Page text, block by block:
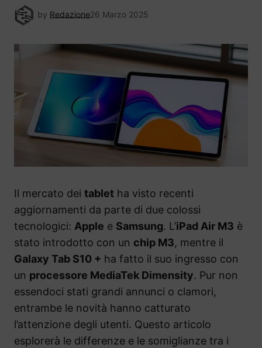
by Redazione26 Marzo 2025
Il mercato dei tablet ha visto recenti
aggiornamenti da parte di due colossi
tecnologici: Apple e Samsung. L’iPad Air M3 è
stato introdotto con un chip M3, mentre il
Galaxy Tab S10 + ha fatto il suo ingresso con
un processore MediaTek Dimensity. Pur non
essendoci stati grandi annunci o clamori,
entrambe le novità hanno catturato
l’attenzione degli utenti. Questo articolo
esplorerà le differenze e le somiglianze tra i